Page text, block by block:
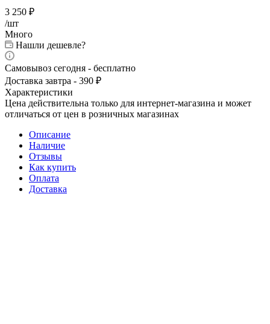
3 250 ₽
/шт
Много
Нашли дешевле?
Самовывоз сегодня - бесплатно
Доставка завтра - 390 ₽
Характеристики
Цена действительна только для интернет-магазина и может
отличаться от цен в розничных магазинах
Описание
Наличие
Отзывы
Как купить
Оплата
Доставка